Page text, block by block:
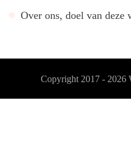
Over ons, doel van deze
Copyright 2017 - 2026